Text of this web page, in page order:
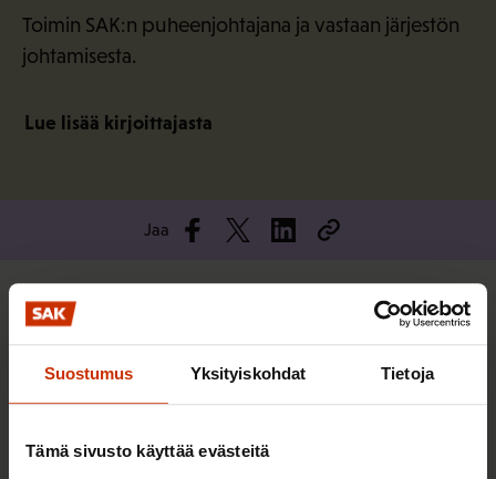
Suostumus Yksityiskohdat Tietoja
Tämä sivusto käyttää evästeitä
Toimin SAK:n puheenjohtajana ja vastaan järjestön
johtamisesta.
Lue lisää kirjoittajasta
Jaa
Lisää kirjoittajalta